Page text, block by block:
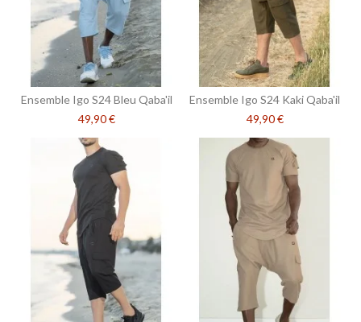
Ensemble Igo S24 Bleu Qaba'il
49,90 €
Ensemble Igo S24 Kaki Qaba'il
49,90 €